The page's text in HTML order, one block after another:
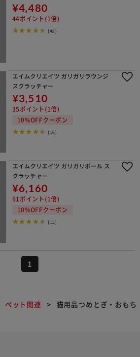
¥4,480
44ポイント(1倍)
(48)
エイムクリエイツ ガリガリラウンジ
スクラッチャー
¥3,510
35ポイント(1倍)
10%OFFクーポン
(16)
エイムクリエイツ ガリガリポール ス
クラッチャー
¥6,160
61ポイント(1倍)
10%OFFクーポン
(15)
1
ペット関連 猫用品つめとぎ・おもち